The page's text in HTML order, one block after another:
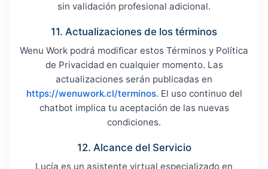
sin validación profesional adicional.
11. Actualizaciones de los términos
Wenu Work podrá modificar estos Términos y Política
de Privacidad en cualquier momento. Las
actualizaciones serán publicadas en
https://wenuwork.cl/terminos. El uso continuo del
chatbot implica tu aceptación de las nuevas
condiciones.
12. Alcance del Servicio
Lucía es un asistente virtual especializado en